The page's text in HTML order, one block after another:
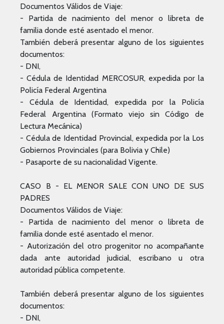
Documentos Válidos de Viaje:
- Partida de nacimiento del menor o libreta de
familia donde esté asentado el menor.
También deberá presentar alguno de los siguientes
documentos:
- DNI,
- Cédula de Identidad MERCOSUR, expedida por la
Policía Federal Argentina
- Cédula de Identidad, expedida por la Policía
Federal Argentina (Formato viejo sin Código de
Lectura Mecánica)
- Cédula de Identidad Provincial, expedida por la Los
Gobiernos Provinciales (para Bolivia y Chile)
- Pasaporte de su nacionalidad Vigente.
CASO B - EL MENOR SALE CON UNO DE SUS
PADRES
Documentos Válidos de Viaje:
- Partida de nacimiento del menor o libreta de
familia donde esté asentado el menor.
- Autorización del otro progenitor no acompañante
dada ante autoridad judicial, escribano u otra
autoridad pública competente.
También deberá presentar alguno de los siguientes
documentos:
- DNI,